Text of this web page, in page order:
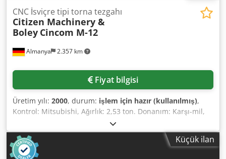
Almanya 2.357 km
CNC İsviçre tipi torna tezgahı
Citizen Machinery &
Boley Cincom M-12
Fiyat bilgisi
Üretim yılı: 2000, durum: işlem için hazır (kullanılmış),
Kontrol: Mitsubishi, Ağırlık: 2,53 ton. Donanım: Karşı-mil,
tahrikli takım istasyonlarına sahip takım kulesi, tahrikli
takımlara sahip lineer kızak, çubuk yükleyici bağlantısı,
takım seti ve ayar takımları, mil izleme EWL 4444. Yerinde
inceleme mümkündür. Csdozcfhqopfx Ab Seha
Küçük ilan